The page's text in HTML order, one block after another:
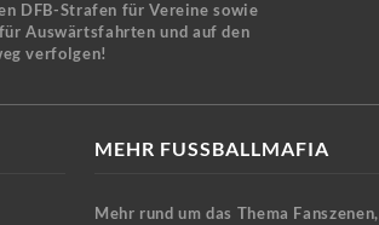
DFB-Strafen für Vereine sowie
Auswärtsfahrten und auf den
verfolgen!
MEHR FUSSBALLMAFIA
Mehr rund um das Thema Fanszenen,